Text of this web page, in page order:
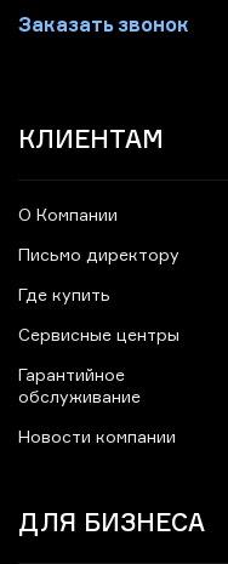
Заказать звонок
КЛИЕНТАМ
О Компании
Письмо директору
Где купить
Сервисные центры
Гарантийное
обслуживание
Новости компании
ДЛЯ БИЗНЕСА